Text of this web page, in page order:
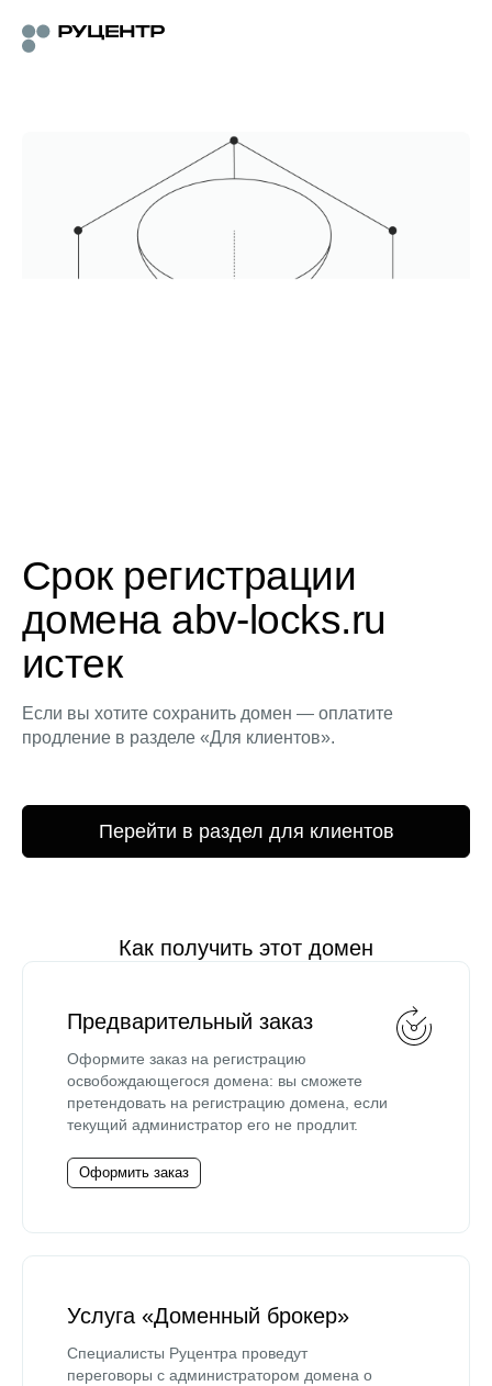
Срок регистрации
домена abv-locks.ru
истек
Если вы хотите сохранить домен — оплатите
продление в разделе «Для клиентов».
Перейти в раздел для клиентов
Как получить этот домен
Предварительный заказ
Оформите заказ на регистрацию
освобождающегося домена: вы сможете
претендовать на регистрацию домена, если
текущий администратор его не продлит.
Оформить заказ
Услуга «Доменный брокер»
Специалисты Руцентра проведут
переговоры с администратором домена о